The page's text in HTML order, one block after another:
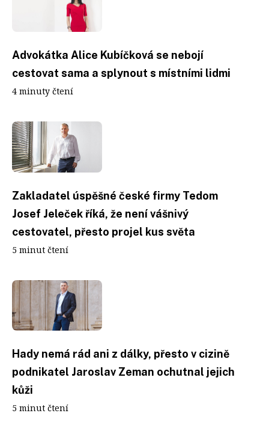
Advokátka Alice Kubíčková se nebojí
cestovat sama a splynout s místními lidmi
4 minuty čtení
Zakladatel úspěšné české firmy Tedom
Josef Jeleček říká, že není vášnivý
cestovatel, přesto projel kus světa
5 minut čtení
Hady nemá rád ani z dálky, přesto v cizině
podnikatel Jaroslav Zeman ochutnal jejich
kůži
5 minut čtení